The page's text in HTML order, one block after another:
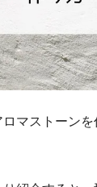
マストーン